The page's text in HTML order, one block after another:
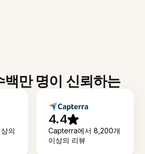
백만 명이 신뢰하는
의
4.4
Capterra에서 8,200개
이상의 리뷰